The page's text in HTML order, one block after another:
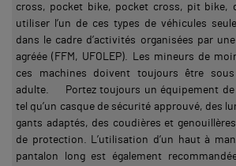
cross, pocket bike, pocket cross, pit bike,
utiliser l’un de ces types de véhicules
dans le cadre d’activités organisées par
agréée (FFM, UFOLEP). Les mineurs de
ces machines doivent toujours être sous
adulte. Portez toujours un équipement de
tel qu’un casque de sécurité approuvé, des
gants adaptés, des coudières et
de protection. L’utilisation d’un haut à
pantalon long est également